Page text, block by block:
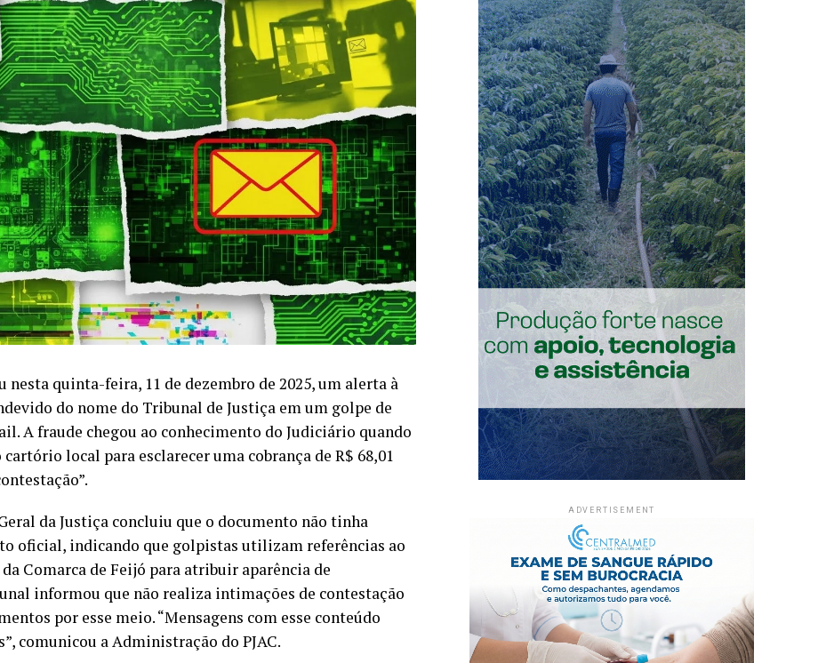
nesta quinta-feira, 11 de dezembro de 2025, um alerta à
do nome do Tribunal de Justiça em um golpe de
A fraude chegou ao conhecimento do Judiciário quando
local para esclarecer uma cobrança de R$ 68,01
da Justiça concluiu que o documento não tinha
oficial, indicando que golpistas utilizam referências ao
Comarca de Feijó para atribuir aparência de
informou que não realiza intimações de contestação
por esse meio. “Mensagens com esse conteúdo
comunicou a Administração do PJAC.
ADVERTISEMENT